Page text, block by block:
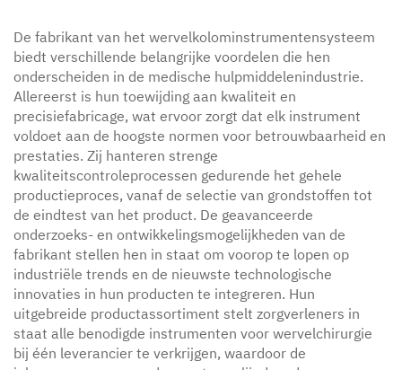
De fabrikant van het wervelkolominstrumentensysteem
biedt verschillende belangrijke voordelen die hen
onderscheiden in de medische hulpmiddelenindustrie.
Allereerst is hun toewijding aan kwaliteit en
precisiefabricage, wat ervoor zorgt dat elk instrument
voldoet aan de hoogste normen voor betrouwbaarheid en
prestaties. Zij hanteren strenge
kwaliteitscontroleprocessen gedurende het gehele
productieproces, vanaf de selectie van grondstoffen tot
de eindtest van het product. De geavanceerde
onderzoeks- en ontwikkelingsmogelijkheden van de
fabrikant stellen hen in staat om voorop te lopen op
industriële trends en de nieuwste technologische
innovaties in hun producten te integreren. Hun
uitgebreide productassortiment stelt zorgverleners in
staat alle benodigde instrumenten voor wervelchirurgie
bij één leverancier te verkrijgen, waardoor de